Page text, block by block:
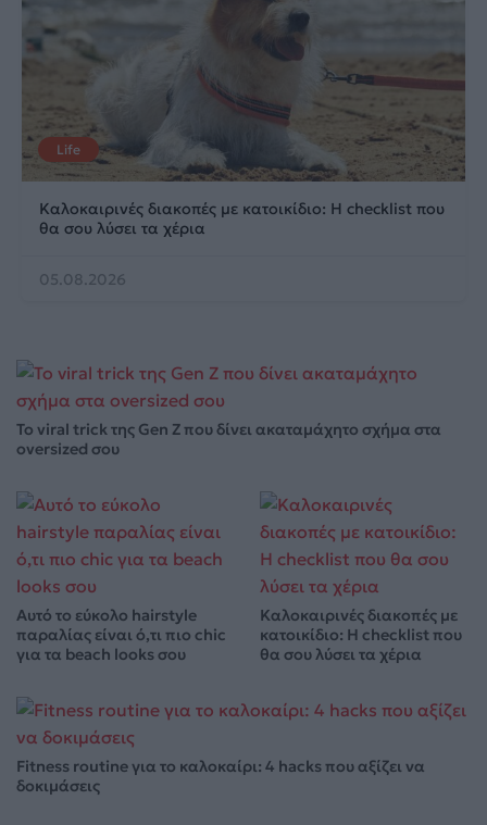
Life
Καλοκαιρινές διακοπές με κατοικίδιο: Η checklist που
θα σου λύσει τα χέρια
05.08.2026
Το viral trick της Gen Z που δίνει ακαταμάχητο σχήμα στα
oversized σου
Αυτό το εύκολο hairstyle
παραλίας είναι ό,τι πιο chic
για τα beach looks σου
Καλοκαιρινές διακοπές με
κατοικίδιο: Η checklist που
θα σου λύσει τα χέρια
Fitness routine για το καλοκαίρι: 4 hacks που αξίζει να
δοκιμάσεις